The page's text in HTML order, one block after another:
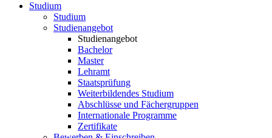
Studium
Studium
Studienangebot
Studienangebot
Bachelor
Master
Lehramt
Staatsprüfung
Weiterbildendes Studium
Abschlüsse und Fächergruppen
Internationale Programme
Zertifikate